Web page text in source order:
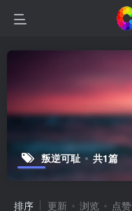
叛逆可耻 共1篇
排序 更新 浏览 点赞